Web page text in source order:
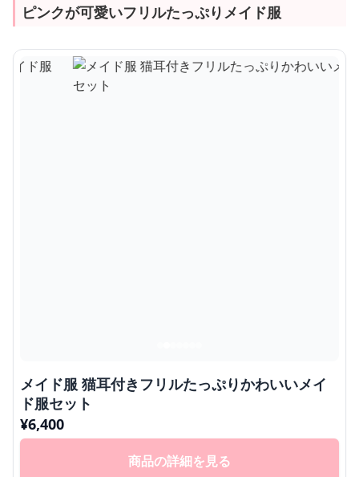
ピンクが可愛いフリルたっぷりメイド服
メイド服 猫耳付きフリルたっぷりかわいいメイ
ド服セット
¥6,400
商品の詳細を見る